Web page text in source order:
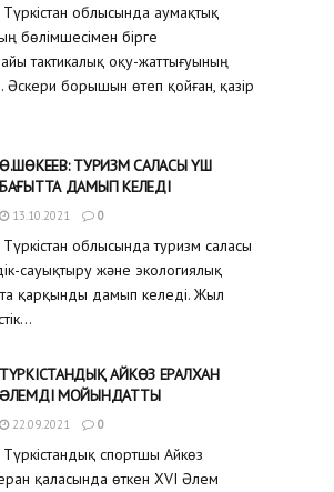
Түркістан облысында аумақтық
бөлімшесімен бірге
тактикалық оқу-жаттығуының
Әскери борышын өтеп қойған, қазір
Ө.ШӨКЕЕВ: ТУРИЗМ САЛАСЫ ҮШ
БАҒЫТТА ДАМЫП КЕЛЕДІ
13.10.2021 0
Түркістан облысында туризм саласы
сауықтыру және экологиялық
қарқынды дамып келеді. Жыл
ТҮРКІСТАНДЫҚ АЙКӨЗ ЕРАЛХАН
ƏЛЕМДІ МОЙЫНДАТТЫ
22.09.2021 0
Түркістандық спортшы Айкөз
қаласында өткен XVI Әлем